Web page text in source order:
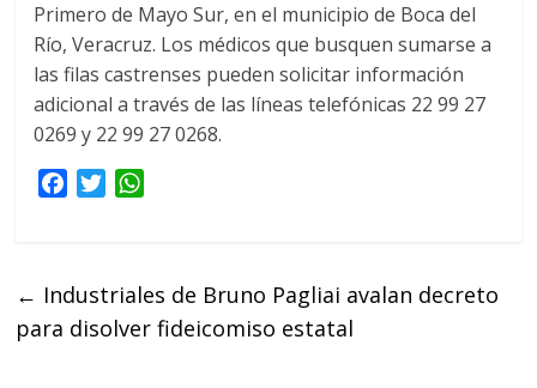
Primero de Mayo Sur, en el municipio de Boca del
Río, Veracruz. Los médicos que busquen sumarse a
las filas castrenses pueden solicitar información
adicional a través de las líneas telefónicas 22 99 27
0269 y 22 99 27 0268.
b
o
T
t
e
s
A
← Industriales de Bruno Pagliai avalan decreto
para disolver fideicomiso estatal